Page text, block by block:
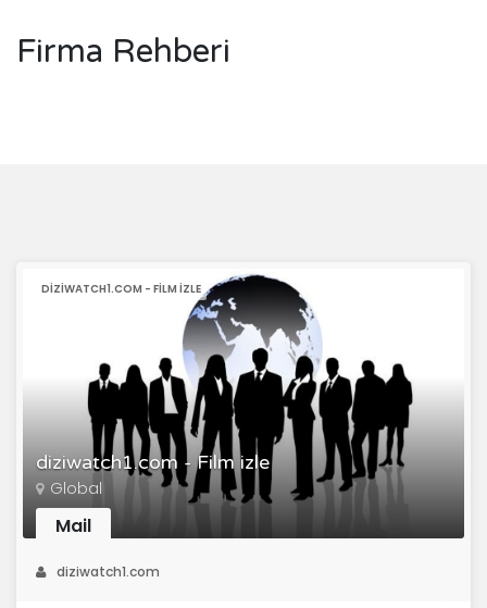
Firma Rehberi
diziwatch1.com - Film izle
DIZIWATCH1.COM - FILM IZLE
Global
Mail
diziwatch1.com